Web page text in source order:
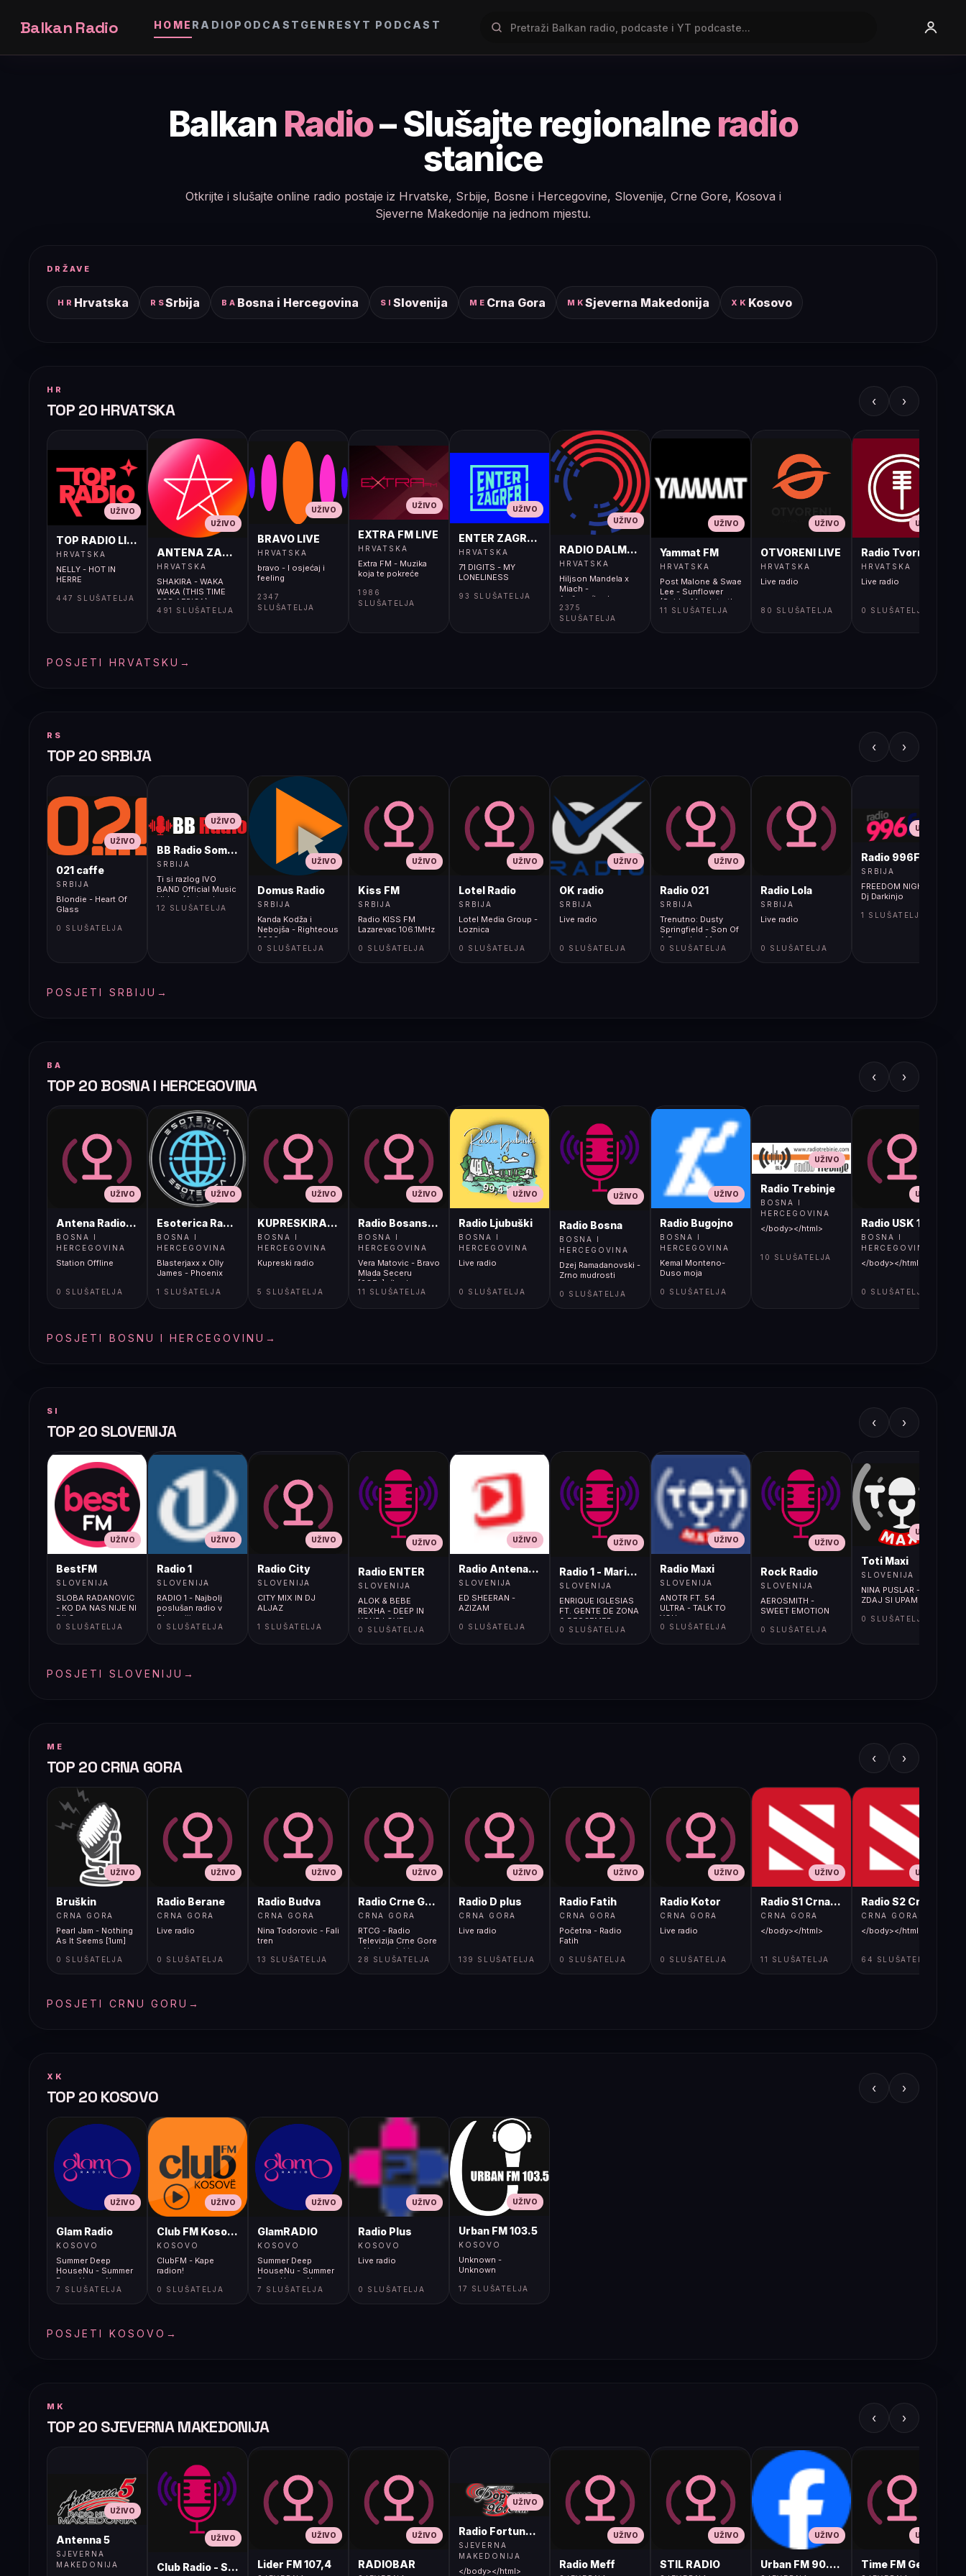
Balkan Radio HOME RADIOPODCAST GENRESYT PODCAST
Balkan Radio– Slušajte regionalne radio
stanice
Otkrijte i slušajte online radio postaje iz Hrvatske, Srbije, Bosne i Hercegovine, Slovenije, Crne Gore, Kosova i
Sjeverne Makedonije na jednom mjestu.
DRŽAVE
HR Hrvatska RSSrbija BA Bosna i Hercegovina SI Slovenija ME Crna Gora MKSjeverna Makedonija XK Kosovo
HR
TOP 20 HRVATSKA ‹ ›
UŽIVO
TOP RADIO LIVE
HRVATSKA
NELLY - HOT IN
HERRE
447 SLUŠATELJA
UŽIVO
ANTENA ZAGREB LIVE
HRVATSKA
SHAKIRA - WAKA
WAKA (THIS TIME
FOR AFRICA)
491 SLUŠATELJA
UŽIVO
BRAVO LIVE
HRVATSKA
bravo - I osjećaj i
feeling
2347
SLUŠATELJA
UŽIVO
EXTRA FM LIVE
HRVATSKA
Extra FM - Muzika
koja te pokreće
1986
SLUŠATELJA
UŽIVO
ENTER ZAGREB LIVE
HRVATSKA
71 DIGITS - MY
LONELINESS
93 SLUŠATELJA
UŽIVO
RADIO DALMACIJA LIVE
HRVATSKA
Hiljson Mandela x
Miach -
Anđeo</body>
</html>
2375
SLUŠATELJA
UŽIVO
Yammat FM
HRVATSKA
Post Malone & Swae
Lee - Sunflower
(Spider Man Into the
Spider Verse)
11 SLUŠATELJA
UŽIVO
OTVORENI LIVE
HRVATSKA
Live radio
80 SLUŠATELJA
UŽIVO
Radio Tvornica
HRVATSKA
Live radio
0 SLUŠATELJA
POSJETI HRVATSKU →
RS
TOP 20 SRBIJA ‹ ›
UŽIVO
021 caffe
SRBIJA
Blondie - Heart Of
Glass
0 SLUŠATELJA
UŽIVO
BB Radio Sombor
SRBIJA
Ti si razlog IVO
BAND Official Music
Video (Autorska
pjesma)
12 SLUŠATELJA
UŽIVO
Domus Radio
SRBIJA
Kanda Kodža i
Nebojša - Righteous
2020
0 SLUŠATELJA
UŽIVO
Kiss FM
SRBIJA
Radio KISS FM
Lazarevac 106.1MHz
0 SLUŠATELJA
UŽIVO
Lotel Radio
SRBIJA
Lotel Media Group -
Loznica
0 SLUŠATELJA
UŽIVO
OK radio
SRBIJA
Live radio
0 SLUŠATELJA
UŽIVO
Radio 021
SRBIJA
Trenutno: Dusty
Springfield - Son Of
A Preacher Man
0 SLUŠATELJA
Radio Lola
SRBIJA
Live radio
0 SLUŠATELJA
UŽIVO
Radio 996FM
SRBIJA
FREEDOM NIGHT -
Dj Darkinjo
1 SLUŠATELJA
POSJETI SRBIJU →
BA
TOP 20 BOSNA I HERCEGOVINA ‹ ›
UŽIVO
Antena Radio, Jelah Tešanj
BOSNA I
HERCEGOVINA
Station Offline
0 SLUŠATELJA
UŽIVO
Esoterica Radio S1
BOSNA I
HERCEGOVINA
Blasterjaxx x Olly
James - Phoenix
1 SLUŠATELJA
UŽIVO
KUPRESKIRADIO
BOSNA I
HERCEGOVINA
Kupreski radio
5 SLUŠATELJA
UŽIVO
Radio Bosanski Brod
BOSNA I
HERCEGOVINA
Vera Matovic - Bravo
Mlada Seceru
[2OEx]</body>
</html>
11 SLUŠATELJA
UŽIVO
Radio Ljubuški
BOSNA I
HERCEGOVINA
Live radio
0 SLUŠATELJA
UŽIVO
Radio Bosna
BOSNA I
HERCEGOVINA
Dzej Ramadanovski -
Zrno mudrosti
0 SLUŠATELJA
UŽIVO
Radio Bugojno
BOSNA I
HERCEGOVINA
Kemal Monteno-
Duso moja
0 SLUŠATELJA
UŽIVO
Radio Trebinje
BOSNA I
HERCEGOVINA
</body></html>
10 SLUŠATELJA
UŽIVO
Radio USK 1
BOSNA I
HERCEGOVINA
</body></html>
0 SLUŠATELJA
POSJETI BOSNU I HERCEGOVINU →
SI
TOP 20 SLOVENIJA ‹ ›
UŽIVO
BestFM
SLOVENIJA
SLOBA RADANOVIC
- KO DA NAS NIJE NI
BILO
0 SLUŠATELJA
UŽIVO
Radio 1
SLOVENIJA
RADIO 1 - Najbolj
poslušan radio v
Sloveniji
0 SLUŠATELJA
UŽIVO
Radio City
SLOVENIJA
CITY MIX IN DJ
ALJAZ
1 SLUŠATELJA
UŽIVO
Radio ENTER
SLOVENIJA
ALOK & BEBE
REXHA - DEEP IN
YOUR LOVE
0 SLUŠATELJA
UŽIVO
Radio Antena (105.2MHz)
SLOVENIJA
ED SHEERAN -
AZIZAM
0 SLUŠATELJA
UŽIVO
Radio 1 - Maribor (107.9MHz)
SLOVENIJA
ENRIQUE IGLESIAS
FT. GENTE DE ZONA
& DESCEMER
BUENO - BAILANDO
0 SLUŠATELJA
UŽIVO
Radio Maxi
SLOVENIJA
ANOTR FT. 54
ULTRA - TALK TO
YOU
0 SLUŠATELJA
UŽIVO
Rock Radio
SLOVENIJA
AEROSMITH -
SWEET EMOTION
0 SLUŠATELJA
UŽIVO
Toti Maxi
SLOVENIJA
NINA PUSLAR -
ZDAJ SI UPAM
0 SLUŠATELJA
POSJETI SLOVENIJU →
ME
TOP 20 CRNA GORA ‹ ›
UŽIVO
Bruškin
CRNA GORA
Pearl Jam - Nothing
As It Seems [1um]
0 SLUŠATELJA
UŽIVO
Radio Berane
CRNA GORA
Live radio
0 SLUŠATELJA
UŽIVO
Radio Budva
CRNA GORA
Nina Todorovic - Fali
tren
13 SLUŠATELJA
UŽIVO
Radio Crne Gore 1
CRNA GORA
RTCG - Radio
Televizija Crne Gore
- Nacionalni javni
servis
28 SLUŠATELJA
UŽIVO
Radio D plus
CRNA GORA
Live radio
139 SLUŠATELJA
UŽIVO
Radio Fatih
CRNA GORA
Početna - Radio
Fatih
0 SLUŠATELJA
UŽIVO
Radio Kotor
CRNA GORA
Live radio
0 SLUŠATELJA
UŽIVO
Radio S1 Crna Gora
CRNA GORA
</body></html>
11 SLUŠATELJA
UŽIVO
Radio S2 Crna Gora
CRNA GORA
</body></html>
64 SLUŠATELJA
POSJETI CRNU GORU →
XK
TOP 20 KOSOVO ‹ ›
UŽIVO
Glam Radio
KOSOVO
Summer Deep
HouseNu - Summer
Deep HouseNu
7 SLUŠATELJA
UŽIVO
Club FM Kosovë
KOSOVO
ClubFM - Kape
radion!
0 SLUŠATELJA
UŽIVO
GlamRADIO
KOSOVO
Summer Deep
HouseNu - Summer
Deep HouseNu
7 SLUŠATELJA
UŽIVO
Radio Plus
KOSOVO
Live radio
0 SLUŠATELJA
UŽIVO
Urban FM 103.5
KOSOVO
Unknown -
Unknown
17 SLUŠATELJA
POSJETI KOSOVO →
MK
TOP 20 SJEVERNA MAKEDONIJA ‹ ›
UŽIVO
Antenna 5
SJEVERNA
MAKEDONIJA
UŽIVO
Club Radio - Skopje, Mcedonia
UŽIVO
Lider FM 107,4
UŽIVO
RADIOBAR
UŽIVO
Radio Fortuna 96.8 FM
SJEVERNA
MAKEDONIJA
</body></html>
UŽIVO
Radio Meff
UŽIVO
STIL RADIO
UŽIVO
Urban FM 90.8 Skopje
UŽIVO
Time FM Gevgelija